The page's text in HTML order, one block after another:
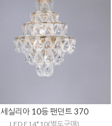
세실리아 10등 팬던트 370
LED E14*10(별도구매)